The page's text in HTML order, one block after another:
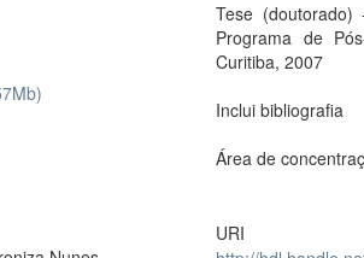
Tese
Programa de
Curitiba, 2007
Inclui bibliografia
Área de
URI